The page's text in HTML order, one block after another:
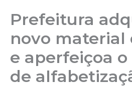
Prefeitura
novo material
e aperfeiçoa o
de